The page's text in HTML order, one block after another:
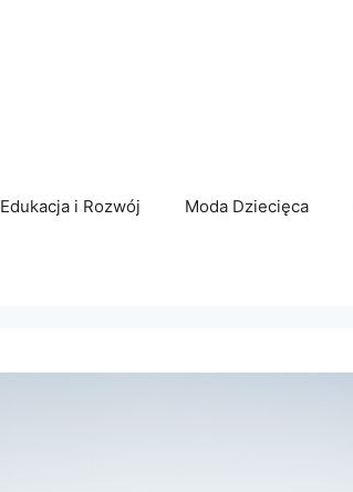
Edukacja i Rozwój Moda Dziecięca